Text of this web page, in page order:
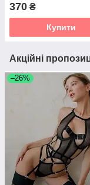
370 ₴
Купити
Акційні
–26%